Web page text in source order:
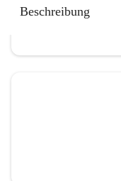
Beschreibung